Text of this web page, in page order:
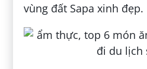
vùng đất Sapa xinh đẹp.